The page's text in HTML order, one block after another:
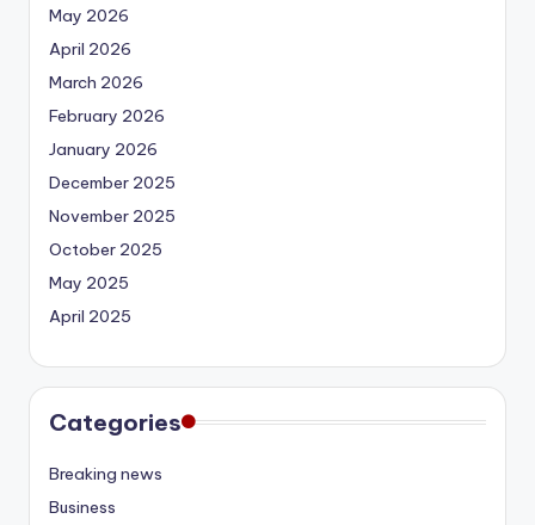
May 2026
April 2026
March 2026
February 2026
January 2026
December 2025
November 2025
October 2025
May 2025
April 2025
Categories
Breaking news
Business